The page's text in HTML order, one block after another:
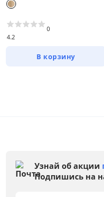
4.2
0
В корзину
Узнай об акции
Подпишись на